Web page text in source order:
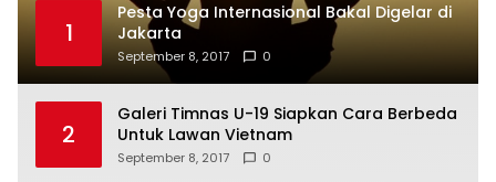
1
Pesta Yoga Internasional Bakal Digelar di
Jakarta
September 8, 2017 0
2
Galeri Timnas U-19 Siapkan Cara Berbeda
Untuk Lawan Vietnam
September 8, 2017 0